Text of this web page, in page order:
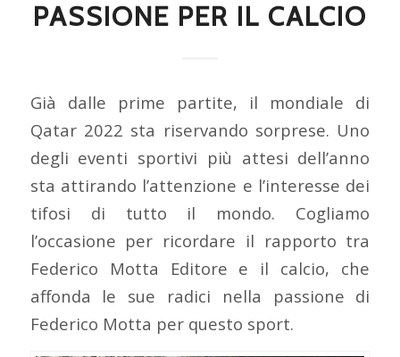
PASSIONE PER IL CALCIO
Già dalle prime partite, il mondiale di
Qatar 2022 sta riservando sorprese. Uno
degli eventi sportivi più attesi dell’anno
sta attirando l’attenzione e l’interesse dei
tifosi di tutto il mondo. Cogliamo
l’occasione per ricordare il rapporto tra
Federico Motta Editore e il calcio, che
affonda le sue radici nella passione di
Federico Motta per questo sport.